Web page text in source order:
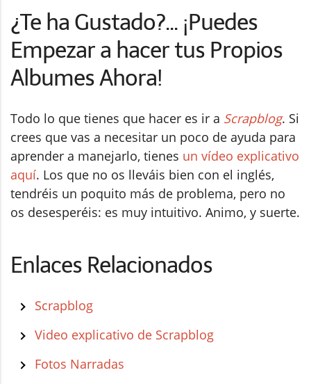
¿Te ha Gustado?... ¡Puedes
Empezar a hacer tus Propios
Albumes Ahora!
Todo lo que tienes que hacer es ir a Scrapblog. Si
crees que vas a necesitar un poco de ayuda para
aprender a manejarlo, tienes un vídeo explicativo
aquí. Los que no os lleváis bien con el inglés,
tendréis un poquito más de problema, pero no
os desesperéis: es muy intuitivo. Animo, y suerte.
Enlaces Relacionados
Scrapblog
Video explicativo de Scrapblog
Fotos Narradas